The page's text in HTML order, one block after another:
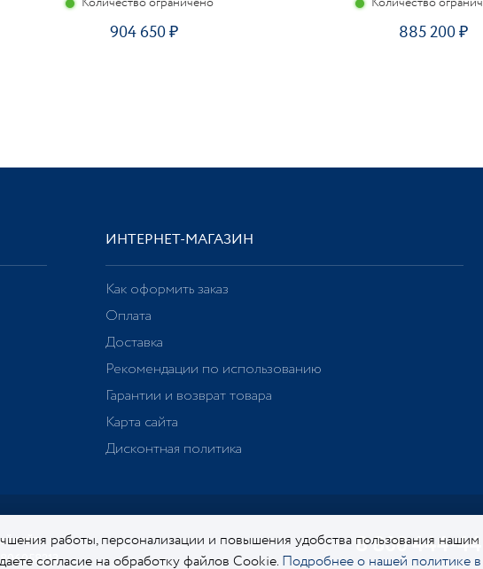
904 650 885 200
ИНТЕРНЕТ-МАГАЗИН
Как оформить заказ
Оплата
Доставка
Рекомендации по использованию
Гарантии и возврат товара
Карта сайта
Дисконтная политика
сайт.
8 800 444-
работы, персонализации и повышения удобства пользования нашим
согласие на обработку файлов Cookie. Подробнее о нашей политике в